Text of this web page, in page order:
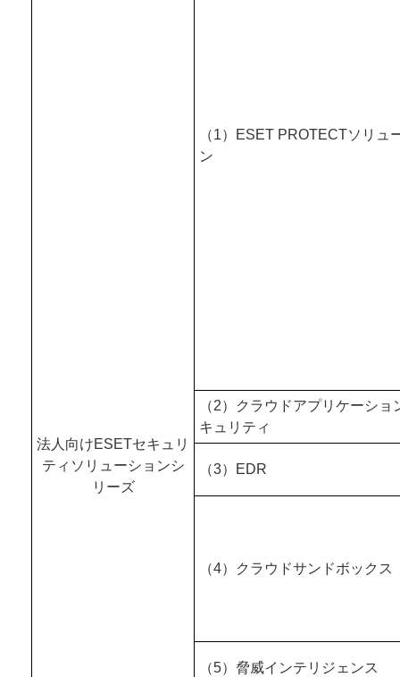
法人向けESETセキュリ
ティソリューションシ
リーズ
（1）ESET PROTECTソリュ
ン
（2）クラウドアプリケーショ
キュリティ
（3）EDR
（4）クラウドサンドボックス
（5）脅威インテリジェンス